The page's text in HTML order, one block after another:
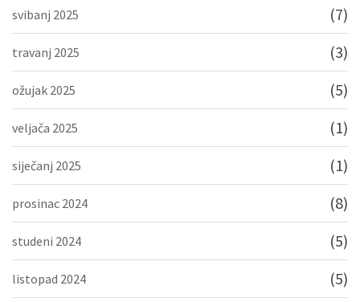
svibanj 2025 (7)
travanj 2025 (3)
ožujak 2025 (5)
veljača 2025 (1)
siječanj 2025 (1)
prosinac 2024 (8)
studeni 2024 (5)
listopad 2024 (5)